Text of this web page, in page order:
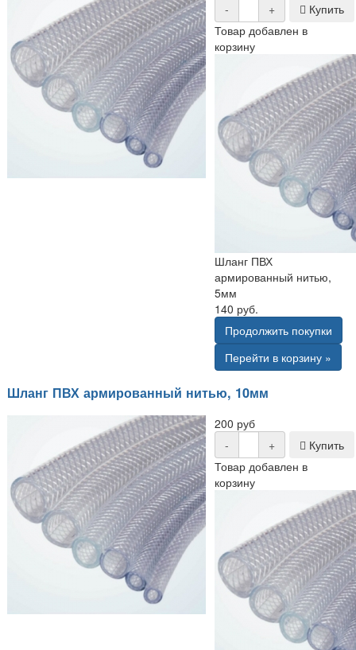
-
+
Купить
Товар добавлен в
корзину
Шланг ПВХ
армированный нитью,
5мм
140 руб.
Продолжить покупки
Перейти в корзину »
Шланг ПВХ армированный нитью, 10мм
200 руб
-
+
Купить
Товар добавлен в
корзину